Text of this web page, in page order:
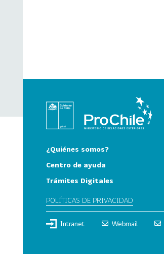
¿Quiénes somos?
Centro de ayuda
Trámites Digitales
POLÍTICAS DE PRIVACIDAD
Intranet Webmail